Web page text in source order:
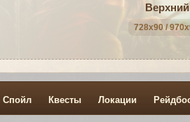
728x90 /
Спойл Квесты Локации